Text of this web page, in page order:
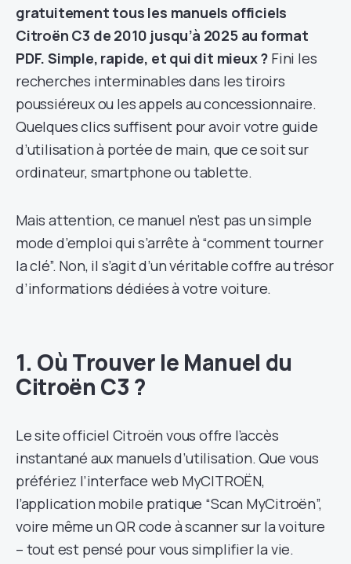
gratuitement tous les manuels officiels
Citroën C3 de 2010 jusqu’à 2025 au format
PDF. Simple, rapide, et qui dit mieux ? Fini les
recherches interminables dans les tiroirs
poussiéreux ou les appels au concessionnaire.
Quelques clics suffisent pour avoir votre guide
d’utilisation à portée de main, que ce soit sur
ordinateur, smartphone ou tablette.
Mais attention, ce manuel n’est pas un simple
mode d’emploi qui s’arrête à “comment tourner
la clé”. Non, il s’agit d’un véritable coffre au trésor
d’informations dédiées à votre voiture.
1. Où Trouver le Manuel du
Citroën C3 ?
Le site officiel Citroën vous offre l’accès
instantané aux manuels d’utilisation. Que vous
préfériez l’interface web MyCITROËN,
l’application mobile pratique “Scan MyCitroën”,
voire même un QR code à scanner sur la voiture
– tout est pensé pour vous simplifier la vie.